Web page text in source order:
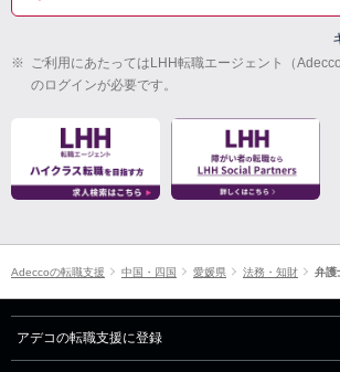
※ ご利用にあたってはLHH転職エージェント（
のログインが必要です。
Adeccoの転職支援 中国・四国 愛媛県 法務・知財 弁護
アデコの転職支援に登録